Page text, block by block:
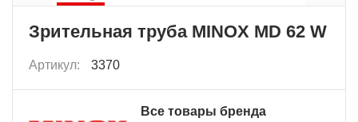
Зрительная труба MINOX MD 62 W
Артикул: 3370
Все товары бренда